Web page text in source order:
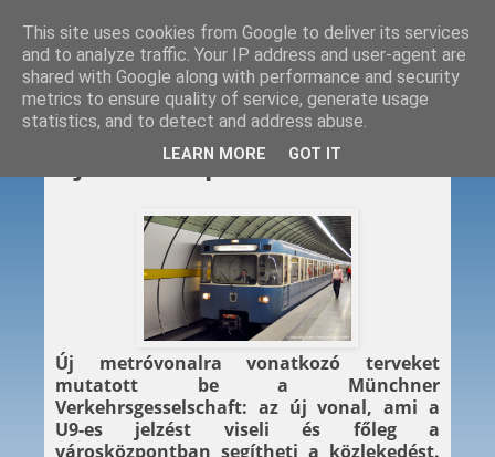
2014. 02. 14.
Új metrót építhet München
Új metróvonalra vonatkozó terveket
mutatott be a Münchner
Verkehrsgesselschaft: az új vonal, ami a
U9-es jelzést viseli és főleg a
városközpontban segítheti a közlekedést.
This site uses cookies from Google to deliver its services
and to analyze traffic. Your IP address and user-agent are
shared with Google along with performance and security
metrics to ensure quality of service, generate usage
statistics, and to detect and address abuse.
LEARN MORE GOT IT